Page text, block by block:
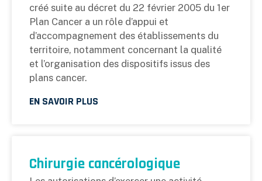
créé suite au décret du 22 février 2005 du 1er
Plan Cancer a un rôle d’appui et
d’accompagnement des établissements du
territoire, notamment concernant la qualité
et l’organisation des dispositifs issus des
plans cancer.
EN SAVOIR PLUS
Chirurgie cancérologique